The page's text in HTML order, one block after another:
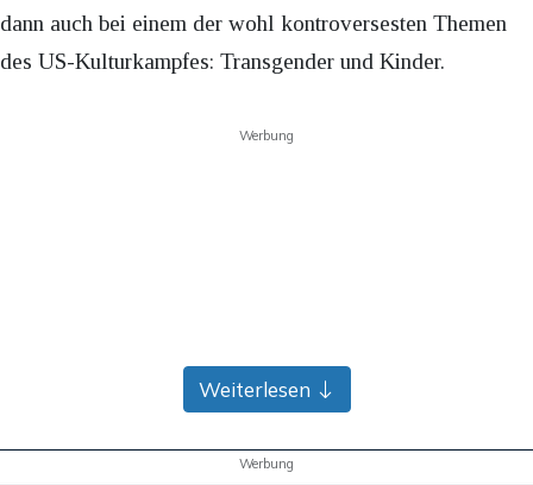
dann auch bei einem der wohl kontroversesten Themen
des US-Kulturkampfes: Transgender und Kinder.
Werbung
Weiterlesen
Werbung